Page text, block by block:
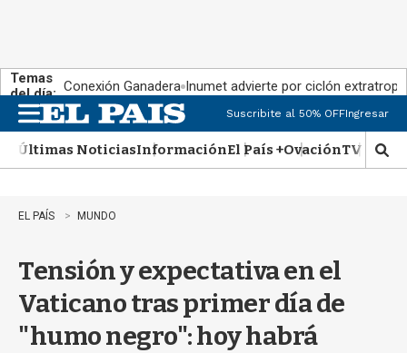
Temas
del día: Conexión Ganadera Inumet advierte por ciclón
n
u
Suscribite al 50% OFFIngresar
Últimas NoticiasInformaciónEl País +OvaciónTV Show
M
o
EL PAÍS MUNDO
Tensión y expectativa en el
Vaticano tras primer día de
"humo negro": hoy habrá